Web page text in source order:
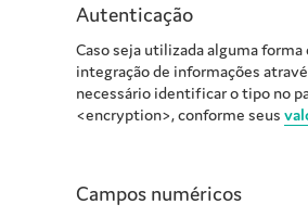
Autenticação
Caso seja utilizada alguma
integração de informações
necessário identificar o tipo no
<encryption>, conforme seus
Campos numéricos